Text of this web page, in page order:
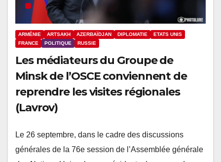
ARMÉNIE ARTSAKH AZERBAÏDJAN DIPLOMATIE
ETATS UNIS
FRANCE
POLITIQUE RUSSIE
Les médiateurs du Groupe de
Minsk de l’OSCE conviennent de
reprendre les visites régionales
(Lavrov)
Le 26 septembre, dans le cadre des discussions
générales de la 76e session de l’Assemblée générale